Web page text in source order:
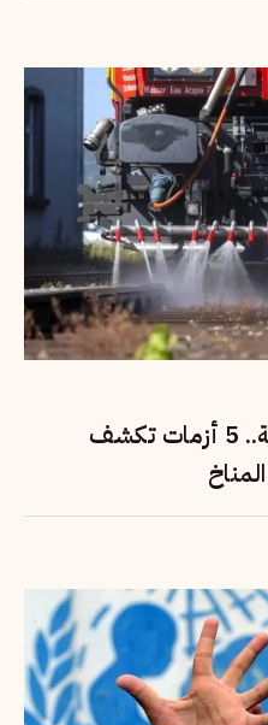
وراء درجات الحرارة القياسية.. 5 أزمات تكشف